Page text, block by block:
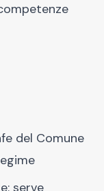
del Comune
serve